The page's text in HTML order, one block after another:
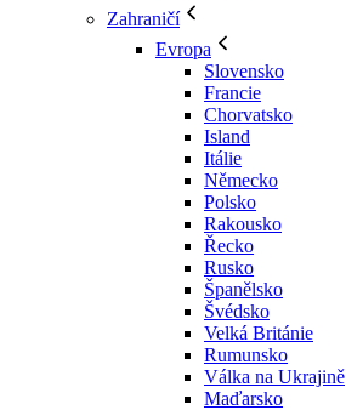
Zahraničí
Evropa
Slovensko
Francie
Chorvatsko
Island
Itálie
Německo
Polsko
Rakousko
Řecko
Rusko
Španělsko
Švédsko
Velká Británie
Rumunsko
Válka na Ukrajině
Maďarsko